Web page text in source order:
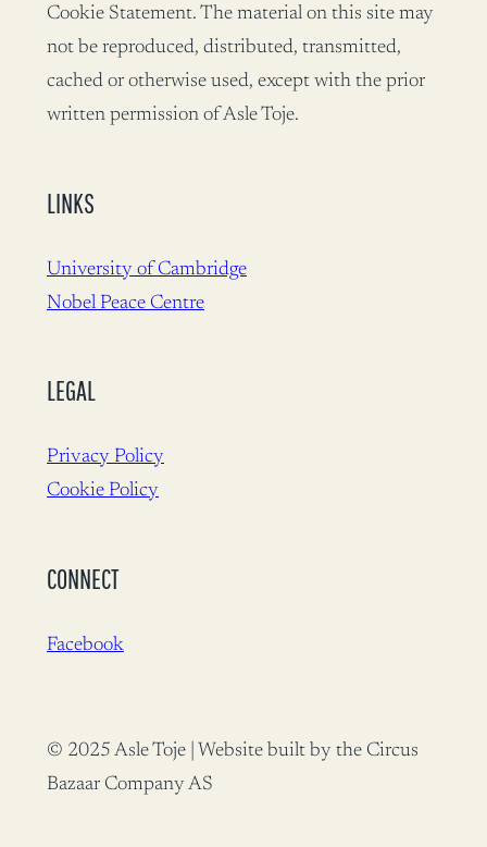
Cookie Statement. The material on this site may
not be reproduced, distributed, transmitted,
cached or otherwise used, except with the prior
written permission of Asle Toje.
LINKS
University of Cambridge
Nobel Peace Centre
LEGAL
Privacy Policy
Cookie Policy
CONNECT
Facebook
© 2025 Asle Toje | Website built by the Circus
Bazaar Company AS